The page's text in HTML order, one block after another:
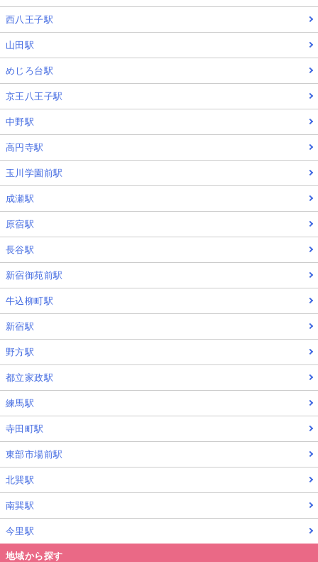
西八王子駅
山田駅
めじろ台駅
京王八王子駅
中野駅
高円寺駅
玉川学園前駅
成瀬駅
原宿駅
長谷駅
新宿御苑前駅
牛込柳町駅
新宿駅
野方駅
都立家政駅
練馬駅
寺田町駅
東部市場前駅
北巽駅
南巽駅
今里駅
地域から探す